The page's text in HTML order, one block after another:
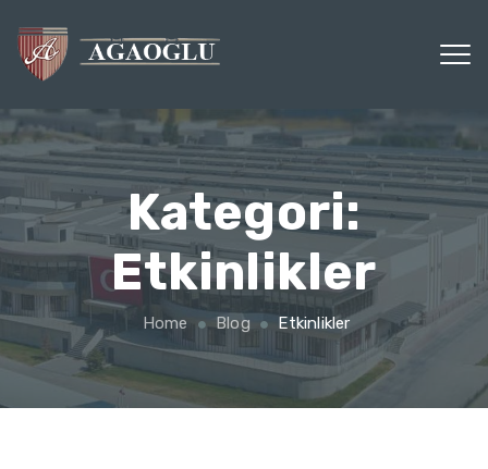
Kategori:
Etkinlikler
Home Blog Etkinlikler